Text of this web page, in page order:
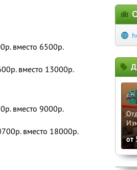
вместо 6500р.
вместо 13000р.
вместо 9000р.
вместо 18000р.
от